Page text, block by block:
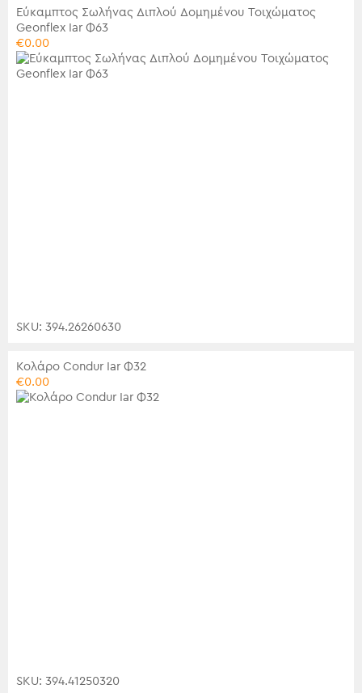
Εύκαμπτος Σωλήνας Διπλού Δομημένου Τοιχώματος
Geonflex Iar Φ63
€0.00
SKU: 394.26260630
Κολάρο Condur Iar Φ32
€0.00
SKU: 394.41250320